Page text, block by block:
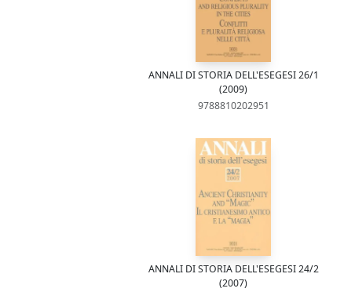
ANNALI DI STORIA DELL'ESEGESI 26/1
(2009)
9788810202951
ANNALI DI STORIA DELL'ESEGESI 24/2
(2007)